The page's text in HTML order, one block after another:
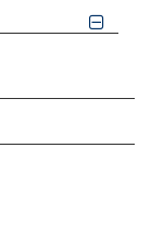
ANGESEHENE